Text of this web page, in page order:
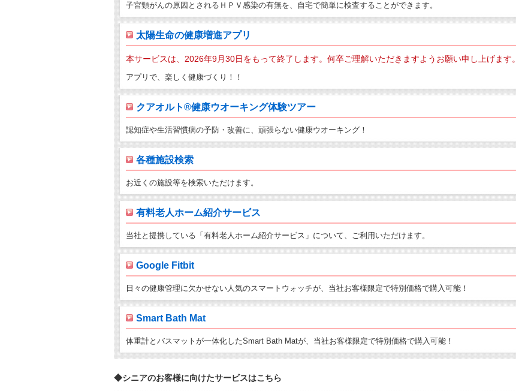
子宮頸がんの原因とされるＨＰＶ感染の有無を、自宅で簡単に検査することができます。
太陽生命の健康増進アプリ
本サービスは、2026年9月30日をもって終了します。何卒ご理解いただきますようお願い申し上げます。
アプリで、楽しく健康づくり！！
クアオルト®健康ウオーキング体験ツアー
認知症や生活習慣病の予防・改善に、頑張らない健康ウオーキング！
各種施設検索
お近くの施設等を検索いただけます。
有料老人ホーム紹介サービス
当社と提携している「有料老人ホーム紹介サービス」について、ご利用いただけます。
Google Fitbit
日々の健康管理に欠かせない人気のスマートウォッチが、当社お客様限定で特別価格で購入可能！
Smart Bath Mat
体重計とバスマットが一体化したSmart Bath Matが、当社お客様限定で特別価格で購入可能！
◆シニアのお客様に向けたサービスはこちら